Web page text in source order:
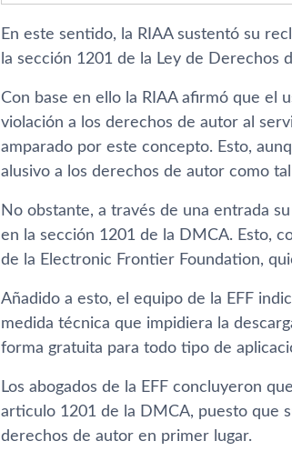
En este sentido, la RIAA sustentó su
la sección 1201 de la Ley de Derechos
Con base en ello la RIAA afirmó que el
violación a los derechos de autor al
amparado por este concepto. Esto,
alusivo a los derechos de autor como
No obstante, a través de una entrada
en la sección 1201 de la DMCA. Esto,
de la Electronic Frontier Foundation,
Añadido a esto, el equipo de la EFF
medida técnica que impidiera la
forma gratuita para todo tipo de
Los abogados de la EFF concluyeron
articulo 1201 de la DMCA, puesto que
derechos de autor en primer lugar.